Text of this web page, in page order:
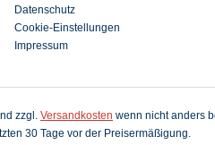
Datenschutz
Cookie-Einstellungen
Impressum
zzgl. Versandkosten wenn nicht anders
30 Tage vor der Preisermäßigung.